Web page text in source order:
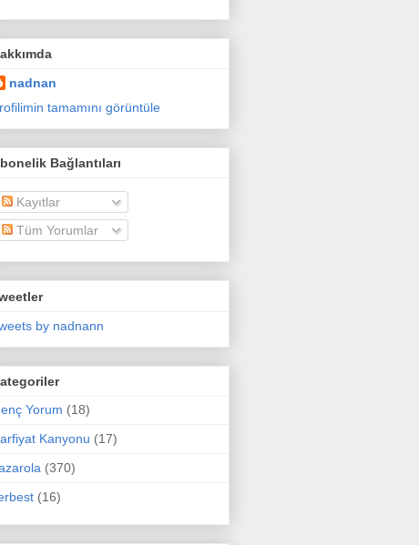
nadnan
tamamını görüntüle
Bağlantıları
Kayıtlar
Tüm Yorumlar
by nadnann
Yorum (18)
Kanyonu (17)
(370)
(16)